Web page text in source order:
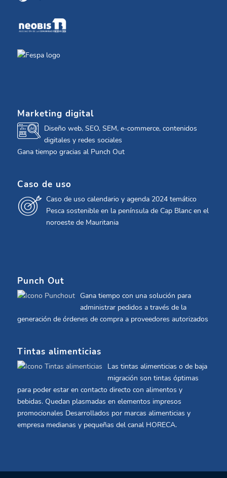
Marketing digital
Diseño web, SEO, SEM, e-commerce, contenidos
digitales y redes sociales
Gana tiempo gracias al Punch Out
Caso de uso
Caso de uso calendario y agenda 2024 temático
Pesca sostenible en la península de Cap Blanc en el
noroeste de Mauritania
Punch Out
Gana tiempo con una solución para
administrar pedidos a través de la
generación de órdenes de compra a proveedores autorizados
Tintas alimenticias
Las tintas alimenticias o de baja
migración son tintas óptimas
para poder estar en contacto directo con alimentos y
bebidas. Quedan plasmadas en elementos impresos
promocionales Desarrollados por marcas alimenticias y
empresa medianas y pequeñas del canal HORECA.